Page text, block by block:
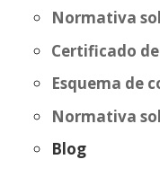
Normativa
Certificado
Esquema de
Normativa
Blog